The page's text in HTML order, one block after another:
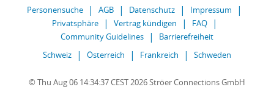
Personensuche AGB Datenschutz
Impressum
Privatsphäre
Vertrag kündigen
FAQ
Community Guidelines
Barrierefreiheit
Schweiz
Österreich Frankreich Schweden
© Thu Aug 06 14:34:37 CEST 2026 Ströer Connections GmbH